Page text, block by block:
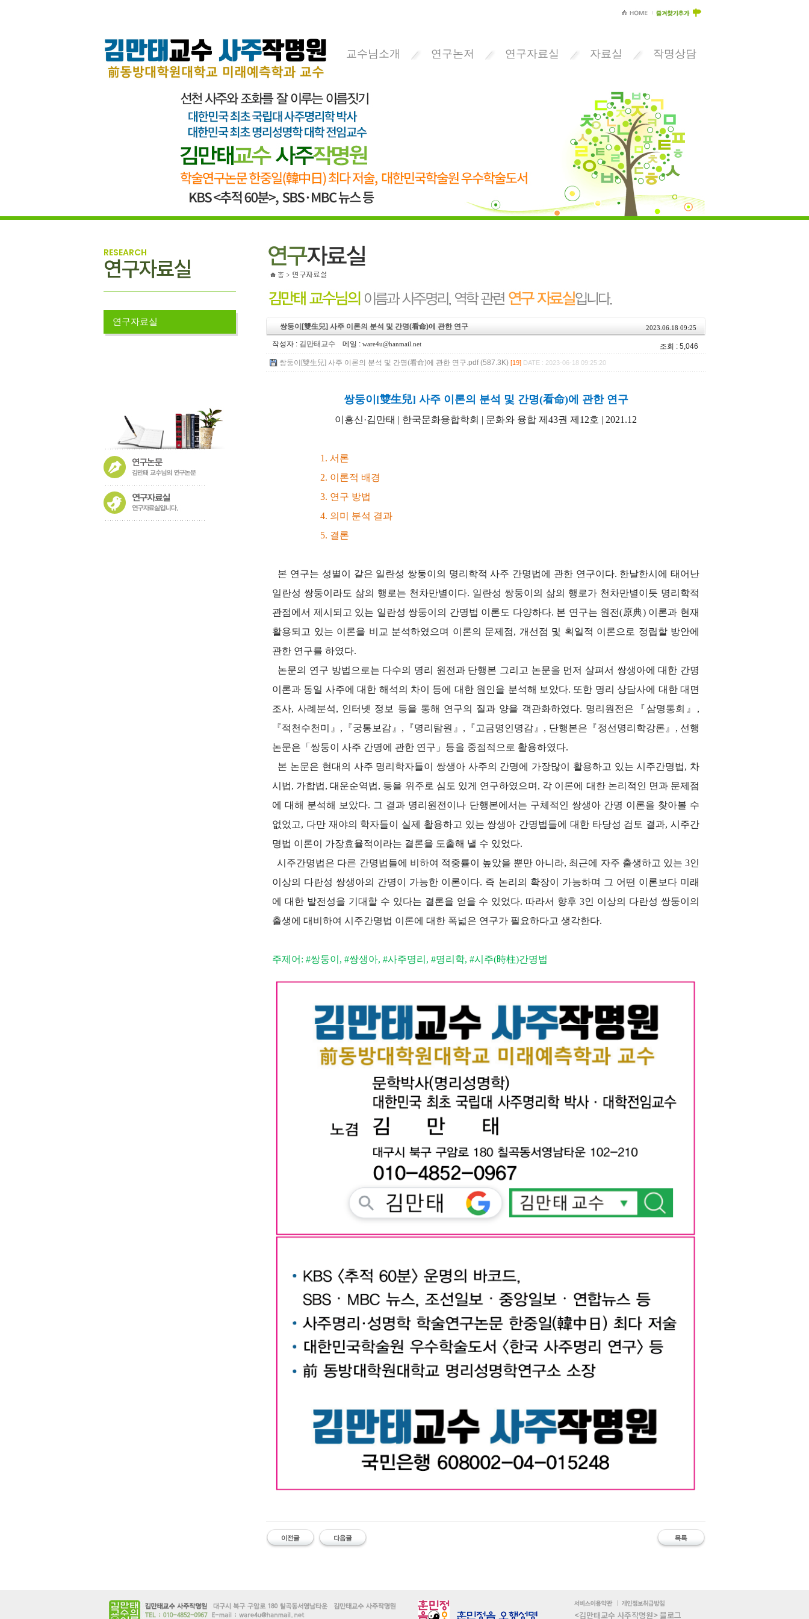
교수님소개 연구논저 연구자료실 자료실 작명상담
RESEARCH
연구자료실
연구자료실 쌍둥이[雙生兒] 사주 이론의 분석 및 간명(看命)에 관한 연구 2023.06.18 09:25
작성자 : 김만태교수 메일 : ware4u@hanmail.net
조회 : 5,046
쌍둥이[雙生兒] 사주 이론의 분석 및 간명(看命)에 관한 연구.pdf (587.3K) [19] DATE : 2023-06-18 09:25:20
쌍둥이[雙生兒] 사주 이론의 분석 및 간명(看命)에 관한 연구
이흥신·김만태 | 한국문화융합학회 | 문화와 융합 제43권 제12호 | 2021.12
1. 서론
2. 이론적 배경
3. 연구 방법
4. 의미 분석 결과
5. 결론
본 연구는 성별이 같은 일란성 쌍둥이의 명리학적 사주 간명법에 관한 연구이다. 한날한시에 태어난
일란성 쌍둥이라도 삶의 행로는 천차만별이다. 일란성 쌍둥이의 삶의 행로가 천차만별이듯 명리학적
관점에서 제시되고 있는 일란성 쌍둥이의 간명법 이론도 다양하다. 본 연구는 원전(原典) 이론과 현재
활용되고 있는 이론을 비교 분석하였으며 이론의 문제점, 개선점 및 획일적 이론으로 정립할 방안에
관한 연구를 하였다.
논문의 연구 방법으로는 다수의 명리 원전과 단행본 그리고 논문을 먼저 살펴서 쌍생아에 대한 간명
이론과 동일 사주에 대한 해석의 차이 등에 대한 원인을 분석해 보았다. 또한 명리 상담사에 대한 대면
조사, 사례분석, 인터넷 정보 등을 통해 연구의 질과 양을 객관화하였다. 명리원전은『삼명통회』,
『적천수천미 』 , 『궁통보감 』 , 『명리탐원 』 , 『고금명인명감 』 , 단행본은 『정선명리학강론 』 , 선행
논문은「쌍둥이 사주 간명에 관한 연구」등을 중점적으로 활용하였다.
본 논문은 현대의 사주 명리학자들이 쌍생아 사주의 간명에 가장많이 활용하고 있는 시주간명법, 차
시법, 가합법, 대운순역법, 등을 위주로 심도 있게 연구하였으며, 각 이론에 대한 논리적인 면과 문제점
에 대해 분석해 보았다. 그 결과 명리원전이나 단행본에서는 구체적인 쌍생아 간명 이론을 찾아볼 수
없었고, 다만 재야의 학자들이 실제 활용하고 있는 쌍생아 간명법들에 대한 타당성 검토 결과, 시주간
명법 이론이 가장효율적이라는 결론을 도출해 낼 수 있었다.
시주간명법은 다른 간명법들에 비하여 적중률이 높았을 뿐만 아니라, 최근에 자주 출생하고 있는 3인
이상의 다란성 쌍생아의 간명이 가능한 이론이다. 즉 논리의 확장이 가능하며 그 어떤 이론보다 미래
에 대한 발전성을 기대할 수 있다는 결론을 얻을 수 있었다. 따라서 향후 3인 이상의 다란성 쌍둥이의
출생에 대비하여 시주간명법 이론에 대한 폭넓은 연구가 필요하다고 생각한다.
주제어: #쌍둥이, #쌍생아, #사주명리, #명리학, #시주(時柱)간명법
<김만태교수 사주작명원> 블로그